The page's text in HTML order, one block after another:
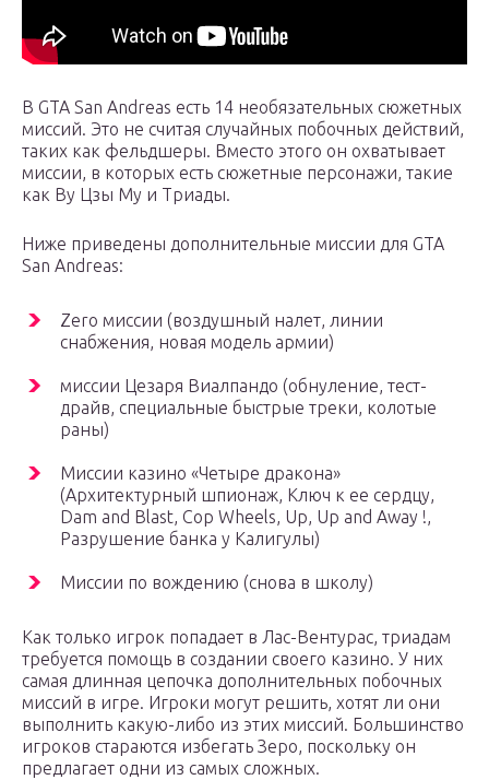
В GTA San Andreas есть 14 необязательных сюжетных
миссий. Это не считая случайных побочных действий,
таких как фельдшеры. Вместо этого он охватывает
миссии, в которых есть сюжетные персонажи, такие
как Ву Цзы Му и Триады.
Ниже приведены дополнительные миссии для GTA
San Andreas:
Zero миссии (воздушный налет, линии
снабжения, новая модель армии)
миссии Цезаря Виалпандо (обнуление, тест-
драйв, специальные быстрые треки, колотые
раны)
Миссии казино «Четыре дракона»
(Архитектурный шпионаж, Ключ к ее сердцу,
Dam and Blast, Cop Wheels, Up, Up and Away !,
Разрушение банка у Калигулы)
Миссии по вождению (снова в школу)
Как только игрок попадает в Лас-Вентурас, триадам
требуется помощь в создании своего казино. У них
самая длинная цепочка дополнительных побочных
миссий в игре. Игроки могут решить, хотят ли они
выполнить какую-либо из этих миссий. Большинство
игроков стараются избегать Зеро, поскольку он
предлагает одни из самых сложных.